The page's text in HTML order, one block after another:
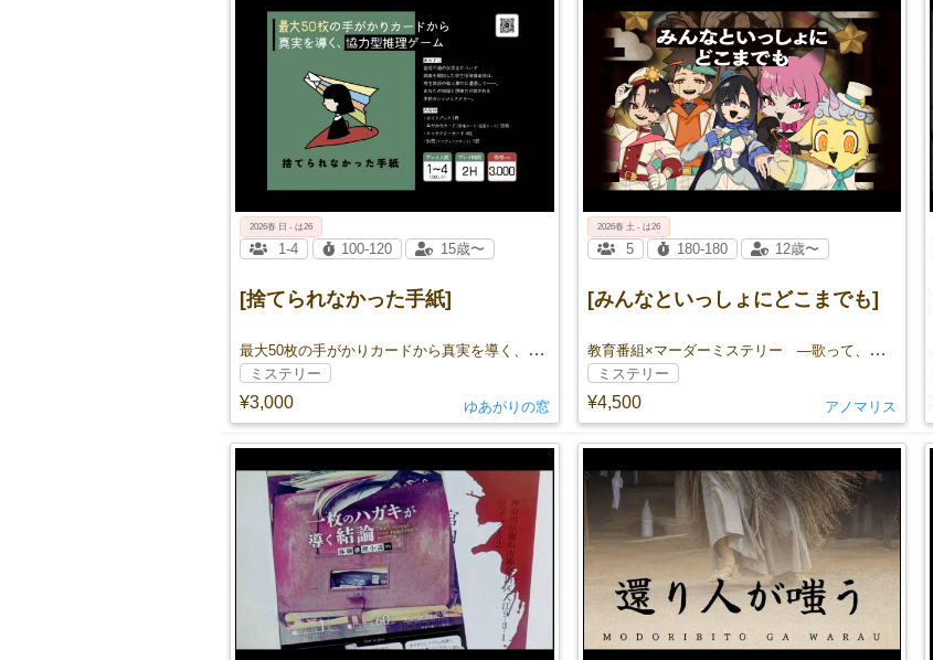
[捨てられなかった手紙]
最大50枚の手がかりカードから真実を導く、協力型推理ゲーム
¥3,000
2026春 日 - は26
1-4 100-120 15歳〜
ミステリー
ゆあがりの窓
[みんなといっしょにどこまでも]
教育番組×マーダーミステリー —歌って、踊って、推理して。
¥4,500
2026春 土 - は26
5 180-180 12歳〜
ミステリー
アノマリス